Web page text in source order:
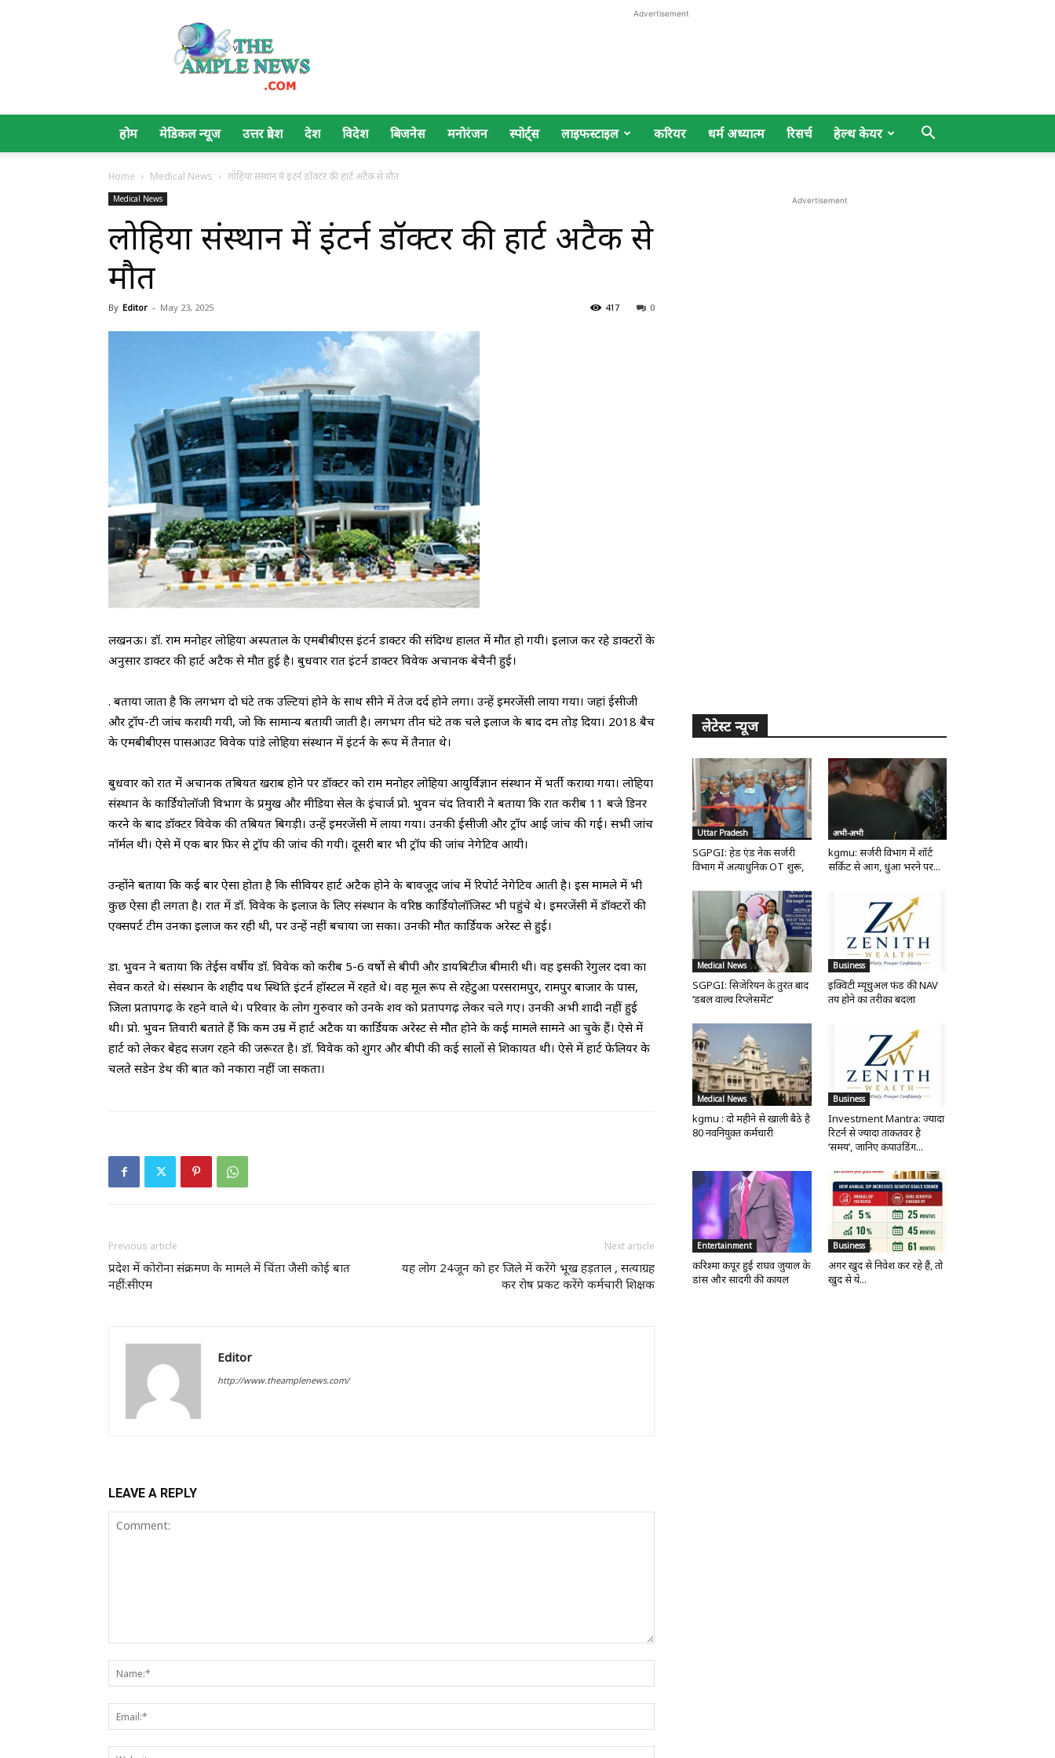
Ample
News
Advertisement
होम मेडिकल न्यूज उत्तर प्रदेश देश विदेश बिजनेस मनोरंजन स्पोर्ट्स लाइफस्टाइल करियर धर्म अध्यात्म रिसर्च हेल्थ केयर
Home Medical News लोहिया संस्थान में इंटर्न डॉक्टर की हार्ट अटैक से मौत
Medical News
लोहिया संस्थान में इंटर्न डॉक्टर की हार्ट अटैक से
मौत
By Editor - May 23, 2025 0
417
लखनऊ। डॉ. राम मनोहर लोहिया अस्पताल के एमबीबीएस इंटर्न डाक्टर की संदिग्ध हालत में मौत हो गयी। इलाज कर रहे डाक्टरों के
अनुसार डाक्टर की हार्ट अटैक से मौत हुई है। बुधवार रात इंटर्न डाक्टर विवेक अचानक बेचैनी हुई।
. बताया जाता है कि लगभग दो घंटे तक उल्टियां होने के साथ सीने में तेज दर्द होने लगा। उन्हें इमरजेंसी लाया गया। जहां ईसीजी
और ट्रॉप-टी जांच करायी गयी, जो कि सामान्य बतायी जाती है। लगभग तीन घंटे तक चले इलाज के बाद दम तोड़ दिया। 2018 बैच
के एमबीबीएस पासआउट विवेक पांडे लोहिया संस्थान में इंटर्न के रूप में तैनात थे।
बुधवार को रात में अचानक तबियत खराब होने पर डॉक्टर को राम मनोहर लोहिया आयुर्विज्ञान संस्थान में भर्ती कराया गया। लोहिया
संस्थान के कार्डियोलॉजी विभाग के प्रमुख और मीडिया सेल के इंचार्ज प्रो. भुवन चंद तिवारी ने बताया कि रात करीब 11 बजे डिनर
करने के बाद डॉक्टर विवेक की तबियत बिगड़ी। उन्हें इमरजेंसी में लाया गया। उनकी ईसीजी और ट्रॉप आई जांच की गई। सभी जांच
नॉर्मल थी। ऐसे में एक बार फिर से ट्रॉप की जांच की गयी। दूसरी बार भी ट्रॉप की जांच नेगेटिव आयी।
उन्होंने बताया कि कई बार ऐसा होता है कि सीवियर हार्ट अटैक होने के बावजूद जांच में रिपोर्ट नेगेटिव आती है। इस मामले में भी
कुछ ऐसा ही लगता है। रात में डॉ. विवेक के इलाज के लिए संस्थान के वरिष्ठ कार्डियोलॉजिस्ट भी पहुंचे थे। इमरजेंसी में डॉक्टरों की
एक्सपर्ट टीम उनका इलाज कर रही थी, पर उन्हें नहीं बचाया जा सका। उनकी मौत कार्डियक अरेस्ट से हुई।
डा. भुवन ने बताया कि तेईस वर्षीय डॉ. विवेक को करीब 5-6 वर्षो से बीपी और डायबिटीज बीमारी थी। वह इसकी रेगुलर दवा का
सेवन करते थे। संस्थान के शहीद पथ स्थिति इंटर्न हॉस्टल में रहते थे। वह मूल रूप से रहेटुआ परसरामपुर, रामपुर बाजार के पास,
जिला प्रतापगढ़ के रहने वाले थे। परिवार के लोग गुरुवार को उनके शव को प्रतापगढ़ लेकर चले गए। उनकी अभी शादी नहीं हुई
थी। प्रो. भुवन तिवारी बताते हैं कि कम उम्र में हार्ट अटैक या कार्डियक अरेस्ट से मौत होने के कई मामले सामने आ चुके हैं। ऐसे में
हार्ट को लेकर बेहद सजग रहने की जरूरत है। डॉ. विवेक को शुगर और बीपी की कई सालों से शिकायत थी। ऐसे में हार्ट फेलियर के
चलते सडेन डेथ की बात को नकारा नहीं जा सकता।
Previous article
प्रदेश में कोरोना संक्रमण के मामले में चिंता जैसी कोई बात
नहीं:सीएम
Next article
यह लोग 24जून को हर जिले में करेंगे भूख हड़ताल , सत्याग्रह
कर रोष प्रकट करेंगे कर्मचारी शिक्षक
Editor
http://www.theamplenews.com/
LEAVE A REPLY
Advertisement
लेटेस्ट न्यूज
Uttar Pradesh
SGPGI: हेड एंड नेक सर्जरी
विभाग में अत्याधुनिक OT शुरू,
अभी-अभी
kgmu: सर्जरी विभाग में शॉर्ट
सर्किट से आग, धुंआ भरने पर...
Medical News
SGPGI: सिजेरियन के तुरंत बाद
‘डबल वाल्व रिप्लेसमेंट’
Business
इक्विटी म्यूचुअल फंड की NAV
तय होने का तरीका बदला
Medical News
kgmu : दो महीने से खाली बैठे है
80 नवनियुक्त कर्मचारी
Business
Investment Mantra: ज्यादा
रिटर्न से ज्यादा ताकतवर है
‘समय’, जानिए कंपाउंडिंग...
Entertainment
करिश्मा कपूर हुईं राघव जुयाल के
डांस और सादगी की कायल
Business
अगर खुद से निवेश कर रहे हैं, तो
खुद से ये...